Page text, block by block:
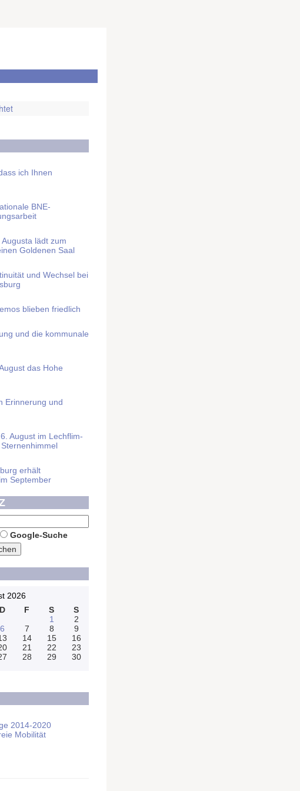
ich Ihnen
BNE-
lädt zum
Goldenen Saal
und Wechsel bei
blieben friedlich
und die kommunale
das Hohe
Erinnerung und
August im Lech­flim­
erhält
September
Google-Suche
2026
D F S
S
1
2
6 7 8
9
14 15
16
21 22
23
28 29
30
2014-2020
Mobilität